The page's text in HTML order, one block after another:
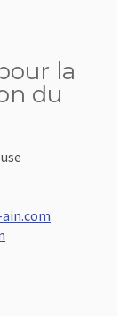
la
du